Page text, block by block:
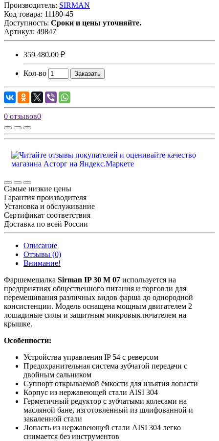
Производитель: SIRMAN
Код товара: 11180-45
Доступность: Сроки и цены уточняйте.
Артикул: 49847
359 480.00 ₽
Кол-во Заказать
0 отзывов0
Самые низкие цены
Гарантия производителя
Установка и обслуживание
Сертификат соответствия
Доставка по всей России
Описание
Отзывы (0)
Внимание!
Фаршемешалка Sirman IP 30 M 07 используется на
предприятиях общественного питания и торговли для
перемешивания различных видов фарша до однородной
консистенции. Модель оснащена мощным двигателем 2
лошадиные силы и защитным микровыключателем на
крышке.
Особенности:
Устройства управления IP 54 с реверсом
Предохранительная система зубчатой передачи с
двойным сальником
Суппорт открываемой ёмкости для изъятия лопасти
Корпус из нержавеющей стали AISI 304
Герметичный редуктор с зубчатыми колесами на
масляной бане, изготовленный из шлифованной и
закаленной стали
Лопасть из нержавеющей стали AISI 304 легко
снимается без инструментов